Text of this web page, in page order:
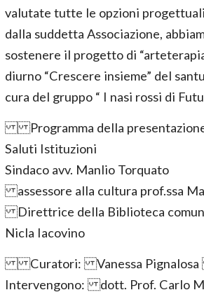
valutate tutte le opzioni
dalla suddetta Associazione,
sostenere il progetto di
diurno “Crescere insieme” del
cura del gruppo “ I nasi rossi di
Programma della
Saluti Istituzioni
Sindaco avv. Manlio Torquato
assessore alla cultura prof.ssa
Direttrice della Biblioteca
Nicla Iacovino
Curatori: Vanessa Pignalosa
Intervengono: dott. Prof. Carlo